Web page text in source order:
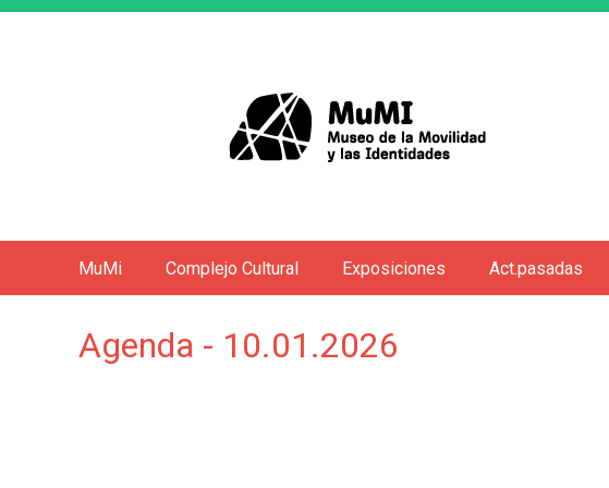
Agenda - 10.01.2026
n
MuMi Complejo Cultural Exposiciones Act.pasadas